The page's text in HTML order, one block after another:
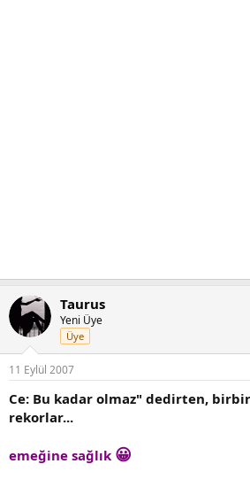
Taurus
Yeni Üye
Üye
11 Eylül 2007
Ce: Bu kadar olmaz" dedirten,
rekorlar...
emeğine sağlık 😀